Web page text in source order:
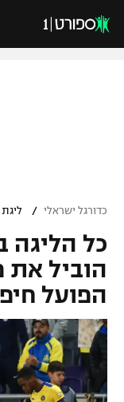
גביע הטוטו
ליגיונרים
גביע המדינה
נבחרת ישראל
ליגת האלופות
ליגה אירופית
ליגה אנגלית
ליגה גרמנית
ליגה ספרדית
כדורסל ישראלי
ליגת ווינר סל
ליגה לאומית
כדורסל נשים
כדורסל עולמי
NBA
יורוליג
ענפים נוספים
כדורגל ישראלי /
כל הליגה
הפועל